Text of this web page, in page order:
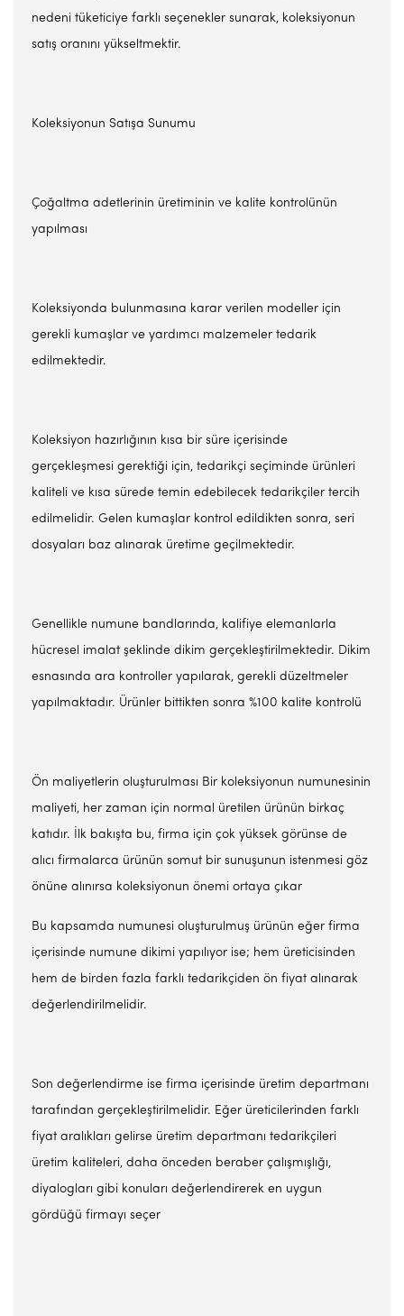
nedeni tüketiciye farklı seçenekler sunarak, koleksiyonun
satış oranını yükseltmektir.
Koleksiyonun Satışa Sunumu
Çoğaltma adetlerinin üretiminin ve kalite kontrolünün
yapılması
Koleksiyonda bulunmasına karar verilen modeller için
gerekli kumaşlar ve yardımcı malzemeler tedarik
edilmektedir.
Koleksiyon hazırlığının kısa bir süre içerisinde
gerçekleşmesi gerektiği için, tedarikçi seçiminde ürünleri
kaliteli ve kısa sürede temin edebilecek tedarikçiler tercih
edilmelidir. Gelen kumaşlar kontrol edildikten sonra, seri
dosyaları baz alınarak üretime geçilmektedir.
Genellikle numune bandlarında, kalifiye elemanlarla
hücresel imalat şeklinde dikim gerçekleştirilmektedir. Dikim
esnasında ara kontroller yapılarak, gerekli düzeltmeler
yapılmaktadır. Ürünler bittikten sonra %100 kalite kontrolü
Ön maliyetlerin oluşturulması Bir koleksiyonun numunesinin
maliyeti, her zaman için normal üretilen ürünün birkaç
katıdır. İlk bakışta bu, firma için çok yüksek görünse de
alıcı firmalarca ürünün somut bir sunuşunun istenmesi göz
önüne alınırsa koleksiyonun önemi ortaya çıkar
Bu kapsamda numunesi oluşturulmuş ürünün eğer firma
içerisinde numune dikimi yapılıyor ise; hem üreticisinden
hem de birden fazla farklı tedarikçiden ön fiyat alınarak
değerlendirilmelidir.
Son değerlendirme ise firma içerisinde üretim departmanı
tarafından gerçekleştirilmelidir. Eğer üreticilerinden farklı
fiyat aralıkları gelirse üretim departmanı tedarikçileri
üretim kaliteleri, daha önceden beraber çalışmışlığı,
diyalogları gibi konuları değerlendirerek en uygun
gördüğü firmayı seçer